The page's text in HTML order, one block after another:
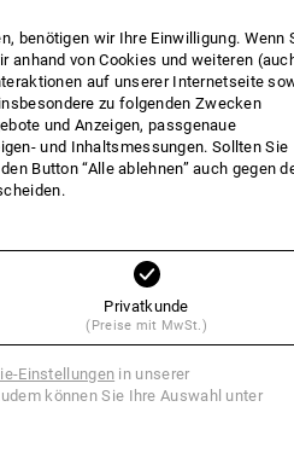
+5 weitere Features
benötigen wir Ihre Einwilligung. Wenn
anhand von Cookies und weiteren
auf unserer Internetseite
zu folgenden Zwecken
und Anzeigen, passgenaue
und Inhaltsmessungen. Sollten Sie
Button “Alle ablehnen” auch gegen
Privatkunde
(Preise mit MwSt.)
Einstellungen in unserer
können Sie Ihre Auswahl unter